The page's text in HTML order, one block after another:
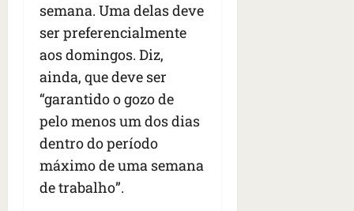
semana. Uma delas deve
ser preferencialmente
aos domingos. Diz,
ainda, que deve ser
“garantido o gozo de
pelo menos um dos dias
dentro do período
máximo de uma semana
de trabalho”.